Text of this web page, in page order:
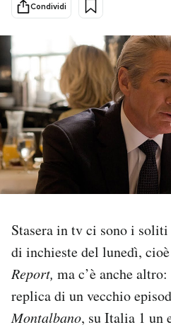
Scienza
Economia
Sport
PODCAST
NEWSLETTER
I MIEI PREFERITI
SHOP
CALENDARIO
Condividi
Stasera in tv ci sono i
di inchieste del lunedì, cioè
Report, ma c’è anche
replica di un vecchio
Montalbano, su Italia 1 un